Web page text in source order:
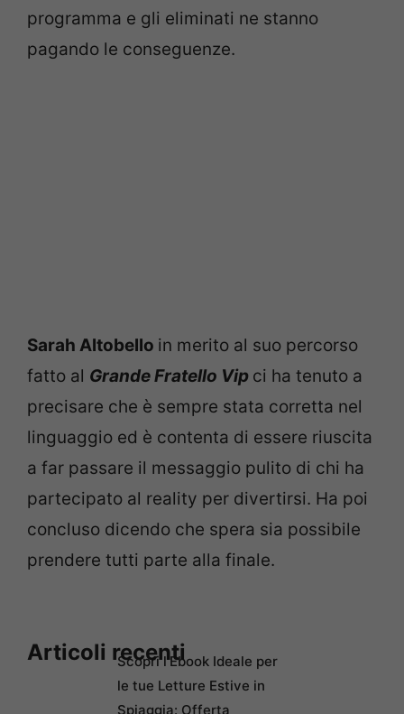
programma e gli eliminati ne stanno
pagando le conseguenze.
Sarah Altobello in merito al suo percorso
fatto al Grande Fratello Vip ci ha tenuto a
precisare che è sempre stata corretta nel
linguaggio ed è contenta di essere riuscita
a far passare il messaggio pulito di chi ha
partecipato al reality per divertirsi. Ha poi
concluso dicendo che spera sia possibile
prendere tutti parte alla finale.
Articoli recentiScopri l’Ebook Ideale per
le tue Letture Estive in
Spiaggia: Offerta